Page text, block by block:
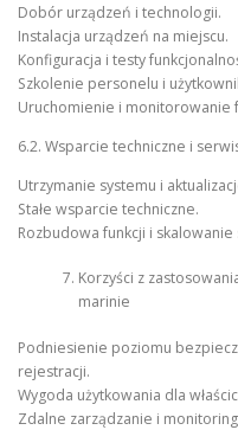
Dobór urządzeń i technologii.
Instalacja urządzeń na miejscu.
Konfiguracja i testy
Szkolenie personelu i
Uruchomienie i monitorowanie
6.2. Wsparcie techniczne i
Utrzymanie systemu i
Stałe wsparcie techniczne.
Rozbudowa funkcji i skalowanie
Korzyści z
marinie
Podniesienie poziomu
rejestracji.
Wygoda użytkowania dla
Zdalne zarządzanie i